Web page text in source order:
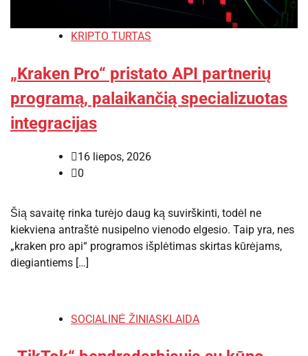
KRIPTO TURTAS
„Kraken Pro“ pristato API partnerių
programą, palaikančią specializuotas
integracijas
16 liepos, 2026
0
Šią savaitę rinka turėjo daug ką suvirškinti, todėl ne
kiekviena antraštė nusipelno vienodo elgesio. Taip yra, nes
„kraken pro api“ programos išplėtimas skirtas kūrėjams,
diegiantiems […]
SOCIALINĖ ŽINIASKLAIDA